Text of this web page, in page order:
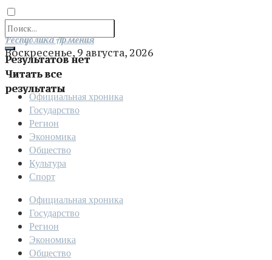
Результатов нет
Читать все
результаты
Отправить
Республика Армения
Воскресенье, 9 августа, 2026
Официальная хроника
Государство
Регион
Экономика
Общество
Культура
Спорт
Официальная хроника
Государство
Регион
Экономика
Общество